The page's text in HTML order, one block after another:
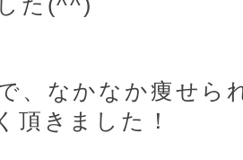
た(^^)
、なかなか痩せら
頂きました！